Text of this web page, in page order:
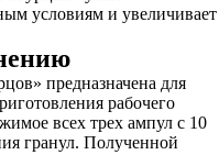
условиям и увеличивает
предназначена для
рабочего
всех трех ампул с 10
гранул. Полученной